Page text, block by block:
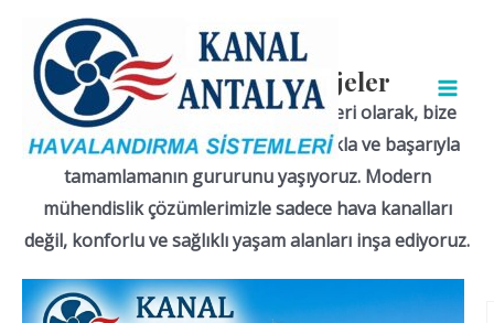
Antalya içi biten projeler
Kanal Antalya Havalandırma Sistemleri olarak, bize
emanet ettiğiniz her projeyi uzmanlıkla ve başarıyla
tamamlamanın gururunu yaşıyoruz. Modern
mühendislik çözümlerimizle sadece hava kanalları
değil, konforlu ve sağlıklı yaşam alanları inşa ediyoruz.